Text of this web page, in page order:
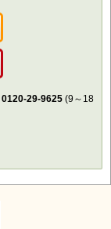
Amazonで購入
楽天で購入
0120-29-9625 (9～18